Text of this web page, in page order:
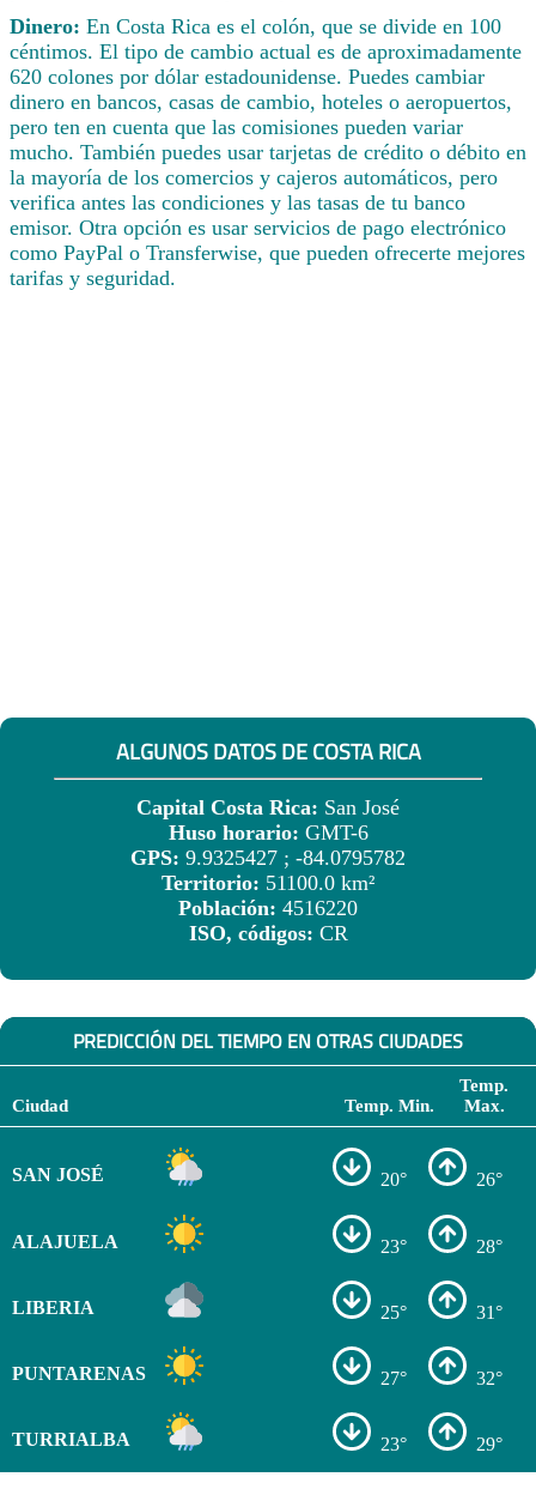
Dinero: En Costa Rica es el colón, que se divide en 100
céntimos. El tipo de cambio actual es de aproximadamente
620 colones por dólar estadounidense. Puedes cambiar
dinero en bancos, casas de cambio, hoteles o aeropuertos,
pero ten en cuenta que las comisiones pueden variar
mucho. También puedes usar tarjetas de crédito o débito en
la mayoría de los comercios y cajeros automáticos, pero
verifica antes las condiciones y las tasas de tu banco
emisor. Otra opción es usar servicios de pago electrónico
como PayPal o Transferwise, que pueden ofrecerte mejores
tarifas y seguridad.
ALGUNOS DATOS DE COSTA RICA
Capital Costa Rica: San José
Huso horario: GMT-6
GPS: 9.9325427 ; -84.0795782
Territorio: 51100.0 km²
Población: 4516220
ISO, códigos: CR
PREDICCIÓN DEL TIEMPO EN OTRAS CIUDADES
Ciudad Temp. Min.
Temp.
Max.
SAN JOSÉ 20° 26°
ALAJUELA 23° 28°
LIBERIA 25° 31°
PUNTARENAS 27° 32°
TURRIALBA 23° 29°